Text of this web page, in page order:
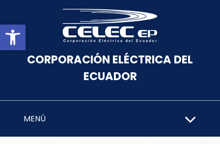
Abrir barra de herramientas
CORPORACIÓN ELÉCTRICA DEL
ECUADOR
MENÚ